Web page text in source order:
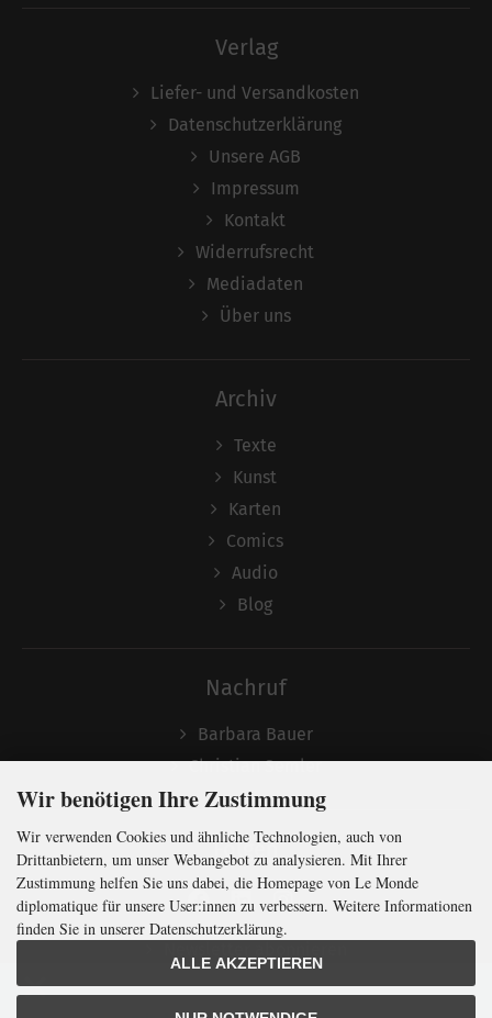
Verlag
Liefer- und Versandkosten
Datenschutzerklärung
Unsere AGB
Impressum
Kontakt
Widerrufsrecht
Mediadaten
Über uns
Archiv
Texte
Kunst
Karten
Comics
Audio
Blog
Nachruf
Barbara Bauer
Christian Semler
Folgen
Wir benötigen Ihre Zustimmung
Wir verwenden Cookies und ähnliche Technologien, auch von
Drittanbietern, um unser Webangebot zu analysieren. Mit Ihrer
Zustimmung helfen Sie uns dabei, die Homepage von Le Monde
diplomatique für unsere User:innen zu verbessern. Weitere Informationen
finden Sie in unserer Datenschutzerklärung.
ALLE AKZEPTIEREN